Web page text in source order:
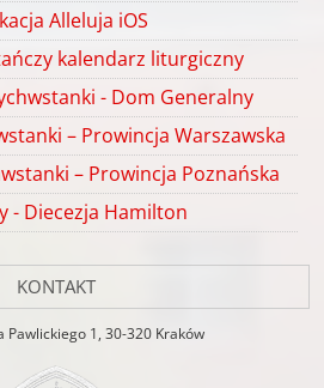
Alleluja iOS
kalendarz liturgiczny
- Dom Generalny
– Prowincja Warszawska
– Prowincja Poznańska
- Diecezja Hamilton
KONTAKT
Pawlickiego 1, 30-320 Kraków